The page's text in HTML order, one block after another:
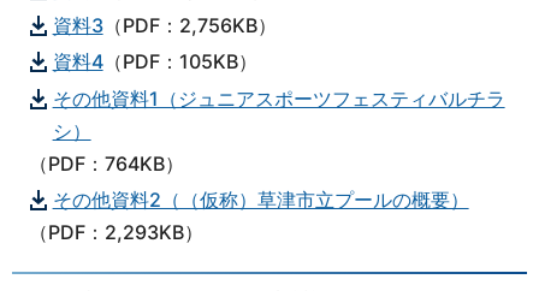
資料3（PDF：2,756KB）
資料4（PDF：105KB）
その他資料1（ジュニアスポーツフェスティバルチラ
シ）
（PDF：764KB）
その他資料2（（仮称）草津市立プールの概要）
（PDF：2,293KB）